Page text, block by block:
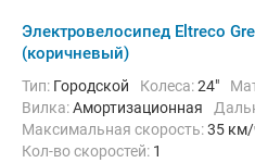
Электровелосипед Eltreco
(коричневый)
Тип: Городской Колеса:24"
Вилка:Амортизационная
Максимальная скорость:35
Кол-во скоростей: 1